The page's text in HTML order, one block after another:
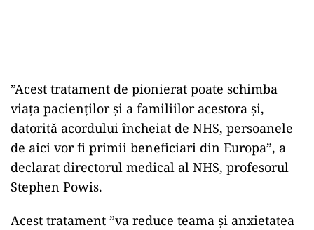
”Acest tratament de pionierat poate schimba
viaţa pacienţilor şi a familiilor acestora şi,
datorită acordului încheiat de NHS, persoanele
de aici vor fi primii beneficiari din Europa”, a
declarat directorul medical al NHS, profesorul
Stephen Powis.
Acest tratament ”va reduce teama şi anxietatea